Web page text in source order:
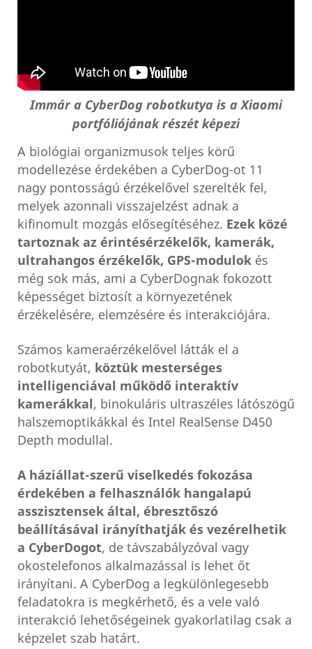
Immár a CyberDog robotkutya is a Xiaomi
portfóliójának részét képezi
A biológiai organizmusok teljes körű
modellezése érdekében a CyberDog-ot 11
nagy pontosságú érzékelővel szerelték fel,
melyek azonnali visszajelzést adnak a
kifinomult mozgás elősegítéséhez. Ezek közé
tartoznak az érintésérzékelők, kamerák,
ultrahangos érzékelők, GPS-modulok és
még sok más, ami a CyberDognak fokozott
képességet biztosít a környezetének
érzékelésére, elemzésére és interakciójára.
Számos kameraérzékelővel látták el a
robotkutyát, köztük mesterséges
intelligenciával működő interaktív
kamerákkal, binokuláris ultraszéles látószögű
halszemoptikákkal és Intel RealSense D450
Depth modullal.
A háziállat-szerű viselkedés fokozása
érdekében a felhasználók hangalapú
asszisztensek által, ébresztőszó
beállításával irányíthatják és vezérelhetik
a CyberDogot, de távszabályzóval vagy
okostelefonos alkalmazással is lehet őt
irányítani. A CyberDog a legkülönlegesebb
feladatokra is megkérhető, és a vele való
interakció lehetőségeinek gyakorlatilag csak a
képzelet szab határt.